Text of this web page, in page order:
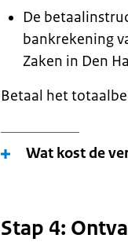
De
bankrekening
Zaken in Den
Betaal het
Wat kost de
Stap 4: